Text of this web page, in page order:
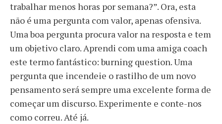
trabalhar menos horas por semana?”. Ora, esta
não é uma pergunta com valor, apenas ofensiva.
Uma boa pergunta procura valor na resposta e tem
um objetivo claro. Aprendi com uma amiga coach
este termo fantástico: burning question. Uma
pergunta que incendeie o rastilho de um novo
pensamento será sempre uma excelente forma de
começar um discurso. Experimente e conte-nos
como correu. Até já.